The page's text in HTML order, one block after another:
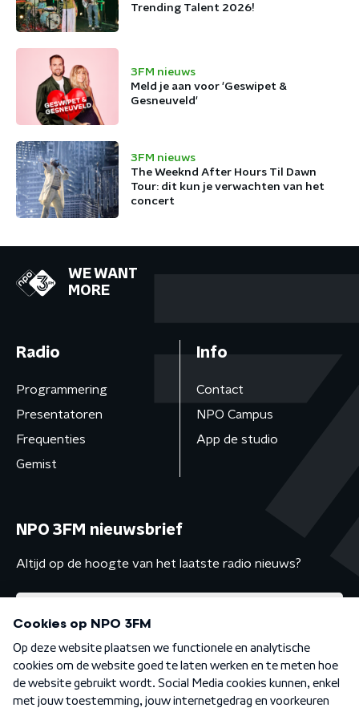
Trending Talent 2026!
3FM nieuws
Meld je aan voor 'Geswipet &
Gesneuveld'
3FM nieuws
The Weeknd After Hours Til Dawn
Tour: dit kun je verwachten van het
concert
WE WANT
MORE
Radio
Programmering
Presentatoren
Frequenties
Gemist
Info
Contact
NPO Campus
App de studio
NPO 3FM nieuwsbrief
Altijd op de hoogte van het laatste radio nieuws?
Algemene voorwaarden Privacybeleid